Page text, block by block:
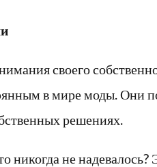
своего
в мире моды. Они
решениях.
никогда не надевалось?